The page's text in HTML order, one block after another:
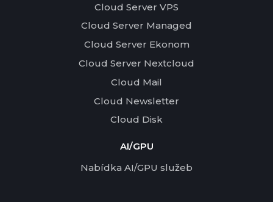
Cloud Server VPS
Cloud Server Managed
Cloud Server Ekonom
Cloud Server Nextcloud
Cloud Mail
Cloud Newsletter
Cloud Disk
AI/GPU
Nabídka AI/GPU služeb